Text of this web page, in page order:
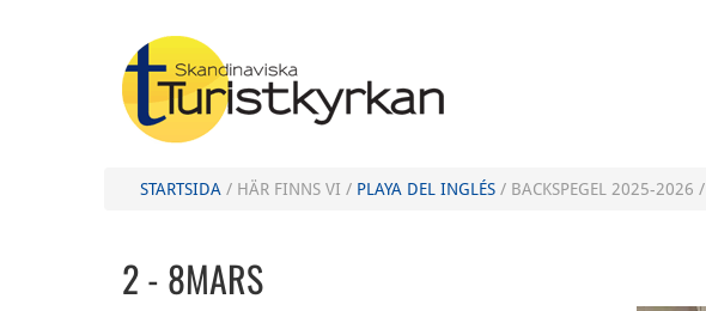
STARTSIDA / HÄR FINNS VI / PLAYA DEL INGLÉS / BACKSPEGEL 2025-2026 /
2 - 8MARS